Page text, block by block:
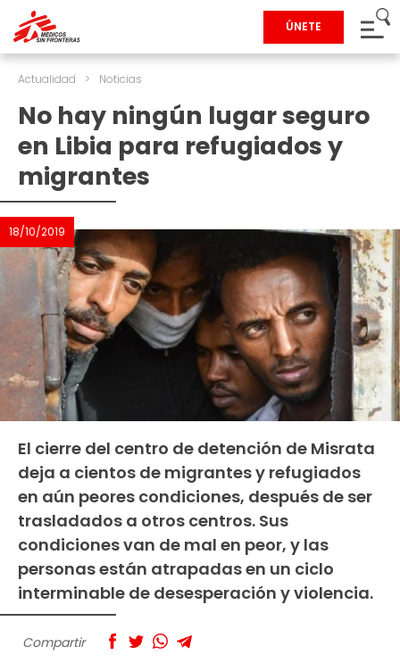
ÚNETE
Actualidad > Noticias
No hay ningún lugar seguro
en Libia para refugiados y
migrantes
18/10/2019
El cierre del centro de detención de Misrata
deja a cientos de migrantes y refugiados
en aún peores condiciones, después de ser
trasladados a otros centros. Sus
condiciones van de mal en peor, y las
personas están atrapadas en un ciclo
interminable de desesperación y violencia.
Compartir